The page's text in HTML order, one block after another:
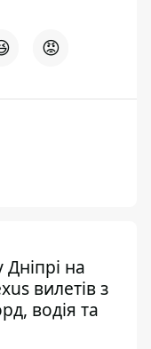
😡
Дніпрі на
вилетів з
водія та